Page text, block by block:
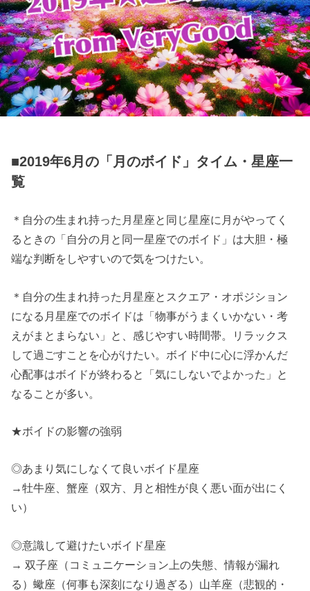
■2019年6月の「月のボイド」タイム・星座一
覧
＊自分の生まれ持った月星座と同じ星座に月がやってく
るときの「自分の月と同一星座でのボイド」は大胆・極
端な判断をしやすいので気をつけたい。
＊自分の生まれ持った月星座とスクエア・オポジション
になる月星座でのボイドは「物事がうまくいかない・考
えがまとまらない」と、感じやすい時間帯。リラックス
して過ごすことを心がけたい。ボイド中に心に浮かんだ
心配事はボイドが終わると「気にしないでよかった」と
なることが多い。
★ボイドの影響の強弱
◎あまり気にしなくて良いボイド星座
→牡牛座、蟹座（双方、月と相性が良く悪い面が出にく
い）
◎意識して避けたいボイド星座
→ 双子座（コミュニケーション上の失態、情報が漏れ
る）蠍座（何事も深刻になり過ぎる）山羊座（悲観的・